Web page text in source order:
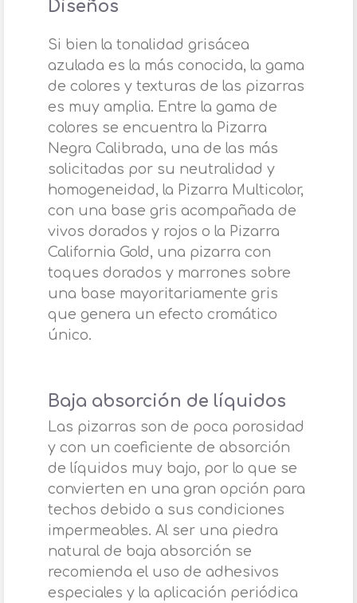
Diseños
Si bien la tonalidad grisácea
azulada es la más conocida, la gama
de colores y texturas de las pizarras
es muy amplia. Entre la gama de
colores se encuentra la Pizarra
Negra Calibrada, una de las más
solicitadas por su neutralidad y
homogeneidad, la Pizarra Multicolor,
con una base gris acompañada de
vivos dorados y rojos o la Pizarra
California Gold, una pizarra con
toques dorados y marrones sobre
una base mayoritariamente gris
que genera un efecto cromático
único.
Baja absorción de líquidos
Las pizarras son de poca porosidad
y con un coeficiente de absorción
de líquidos muy bajo, por lo que se
convierten en una gran opción para
techos debido a sus condiciones
impermeables. Al ser una piedra
natural de baja absorción se
recomienda el uso de adhesivos
especiales y la aplicación periódica